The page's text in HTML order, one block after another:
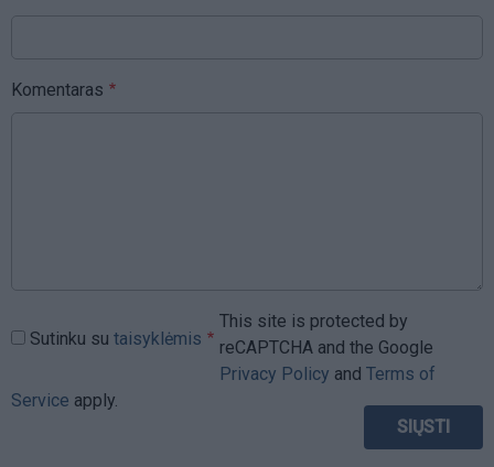
Komentaras
Sutinku su taisyklėmis
This site is protected by
reCAPTCHA and the Google
Privacy Policy and Terms of
Service apply.